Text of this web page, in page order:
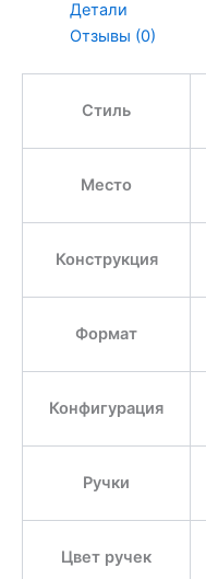
Детали
Отзывы (0)
Стиль
Место
Конструкция
Формат
Конфигурация
Ручки
Цвет ручек